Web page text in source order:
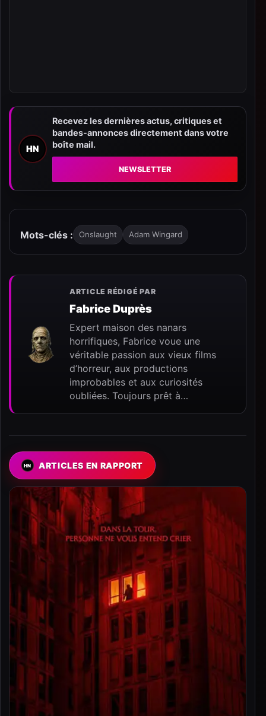
HN
Recevez les dernières actus, critiques et
bandes-annonces directement dans votre
boîte mail.
NEWSLETTER
Mots-clés : Onslaught Adam Wingard
ARTICLE RÉDIGÉ PAR
Fabrice Duprès
Expert maison des nanars
horrifiques, Fabrice voue une
véritable passion aux vieux films
d’horreur, aux productions
improbables et aux curiosités
oubliées. Toujours prêt à…
ARTICLES EN RAPPORT